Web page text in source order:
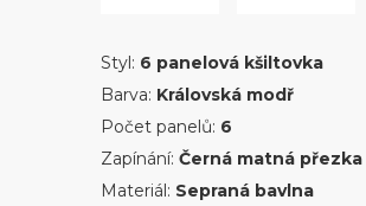
Styl: 6 panelová kšiltovka
Barva: Královská modř
Počet panelů: 6
Zapínání: Černá matná
Materiál: Sepraná bavlna